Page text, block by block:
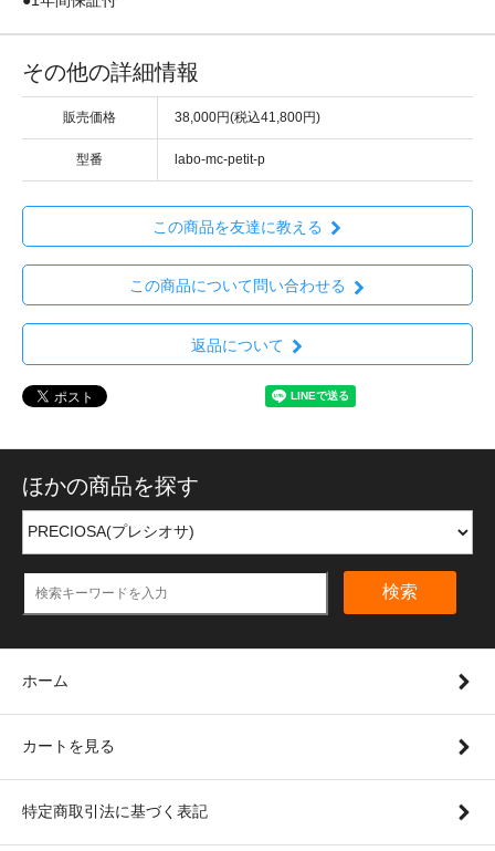
その他の詳細情報
販売価格 38,000円(税込41,800円)
型番 labo-mc-petit-p
この商品を友達に教える
この商品について問い合わせる
返品について
ほかの商品を探す
検索
ホーム
カートを見る
特定商取引法に基づく表記